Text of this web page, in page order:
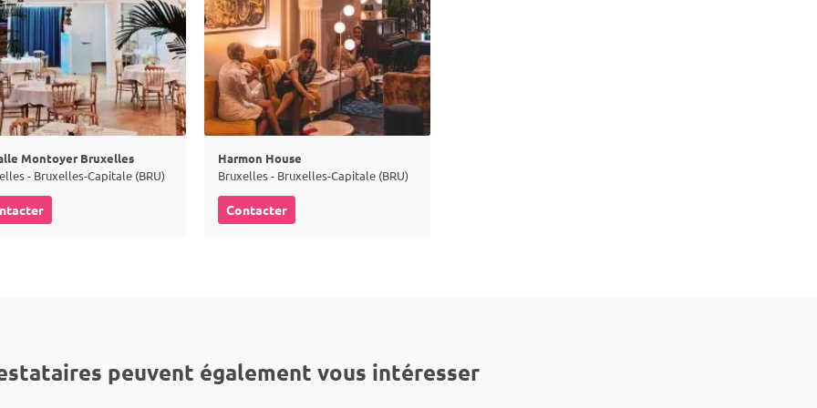
Montoyer Bruxelles
- Bruxelles-Capitale (BRU)
Harmon House
Bruxelles - Bruxelles-Capitale (BRU)
Contacter
peuvent également vous intéresser